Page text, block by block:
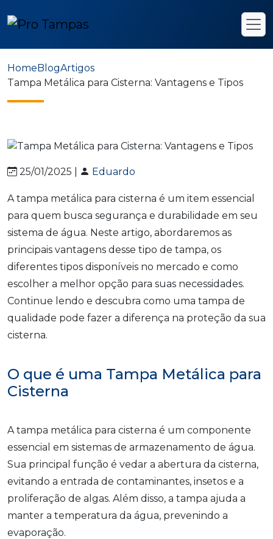
HomeBlogArtigos
Tampa Metálica para Cisterna: Vantagens e Tipos
25/01/2025 | Eduardo
A tampa metálica para cisterna é um item essencial
para quem busca segurança e durabilidade em seu
sistema de água. Neste artigo, abordaremos as
principais vantagens desse tipo de tampa, os
diferentes tipos disponíveis no mercado e como
escolher a melhor opção para suas necessidades.
Continue lendo e descubra como uma tampa de
qualidade pode fazer a diferença na proteção da sua
cisterna.
O que é uma Tampa Metálica para
Cisterna
A tampa metálica para cisterna é um componente
essencial em sistemas de armazenamento de água.
Sua principal função é vedar a abertura da cisterna,
evitando a entrada de contaminantes, insetos e a
proliferação de algas. Além disso, a tampa ajuda a
manter a temperatura da água, prevenindo a
evaporação.